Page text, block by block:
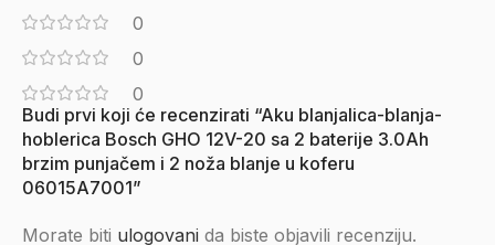
0
0
0
Budi prvi koji će recenzirati “Aku blanjalica-blanja-
hoblerica Bosch GHO 12V-20 sa 2 baterije 3.0Ah
brzim punjačem i 2 noža blanje u koferu
06015A7001”
Morate biti ulogovani da biste objavili recenziju.